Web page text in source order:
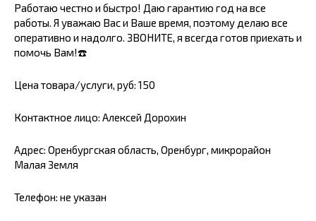
Работаю честно и быстро! Даю гарантию год на все
работы. Я уважаю Вас и Ваше время, поэтому делаю все
оперативно и надолго. ЗВОНИТЕ, я всегда готов приехать и
помочь Вам!☎️
Цена товара/услуги, руб: 150
Контактное лицо: Алексей Дорохин
Адрес: Оренбургская область, Оренбург, микрорайон
Малая Земля
Телефон: не указан